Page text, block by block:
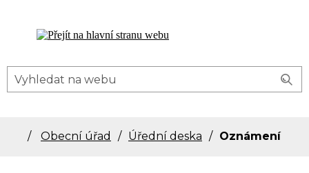
Dolní Bečva - oficiální stránky obce
Obecní úřad Úřední deska Oznámení